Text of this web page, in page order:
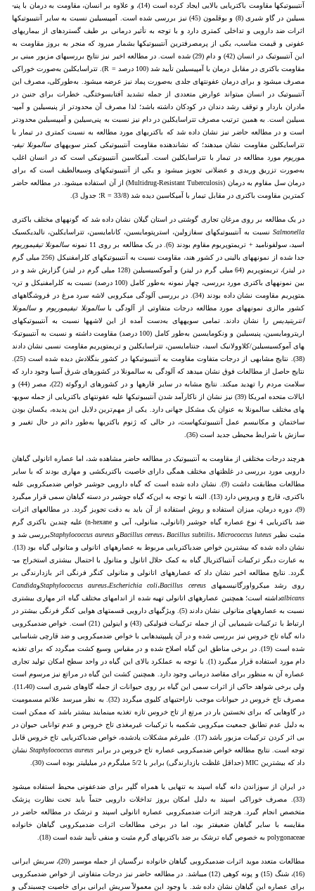
آنتی­بیوتیک­ها مقاومت باکتریایی بالایی ایجاد کرده است (14)، و علاوه بر انسان، مقاومت به درمان با پنی­
سیلین در گاو شیری (8) و بوقلمون (45) نیز بررسی شده است. آمپی­سیلین نسبت به سایر آنتی­بیوتیک­ها
اثرات ضد دارویی و تداخلی کمتری دارد و با توجه به تأثیر درمانی بر طیف گسترده­ای از بیماری­های
عفونی و قیمت مناسب، یکی از پرمصرف­ترین آنتی­بیوتیک­ها بشمار می­رود که منجر به بروز مقاومت به
این آنتی­بیوتیک در انسان (42) و دام (29) شده است. در مطالعه اخیر نیز نتایج بررسی­های مزبور مبنی بر
مقاومت باکتری در مقابل درمان با آمپی­سیلین تأیید شد (100 درصد = R). تتراسایکلین به‌صورت خوراکی
مصرف می­شود و برای درمان عفونت­های جلدی به‌صورت پماد نیز عرضه می­شود. به‌طورکلی، مصرف این
آنتی­بیوتیک در انسان می­تواند عوارض متعددی از جمله تشدید آفتاب­سوختگی، خطرات برای جنین در
مادران باردار و توقف رشد دندان در کودکان داشته باشد؛ لذا مصرف آن محدودتر از پنی­سیلین و آمپی­
سیلین است. به همین ترتیب مصرف تتراسایکلین در دام نیز نسبت به پنی‌سیلین و آمپی­سیلین محدودتر
است و در مطالعه حاضر نیز نشان داده شد که باکتری­های مورد مطالعه به نسبت کمتری در تیمار با
تتراسایکلین مقاومت نشان می­دهند؛ که نشان­دهنده مقاومت آنتی­بیوتیکی کمتر سویه­هایسالمونلا تیفی­
موریوم مورد مطالعه در تیمار با تتراسایکلین است. آمیکاسین آنتی­بیوتیکی است که در انسان اغلب
به‌صورت تزریق وریدی و عضلانی تجویز می­شود و یکی از آنتی­بیوتیک­های وسیع­الطیف است که برای
درمان سل مقاوم به درمان (Multidrug-Resistant Tuberculosis) از آن استفاده می­شود. در مطالعه حاضر
کمترین مقاومت باکتری در مقابل تیمار با آمیکاسین دیده شد (33/8 = R؛ جدول 3).
در یک مطالعه بر روی مرغان تجاری گوشتی در استان گیلان نشان داده شد که گونه­های مختلف باکتری
Salmonella نسبت به آنتی­بیوتیک­های سفازولین، استرپتومایسین، کانامایسین، تتراسایکلین، نالیدیکسیک
اسید، سولفونامید + تری­متوپریوم مقاوم بودند (6). در یک مطالعه بر روی 11 نمونه
سالمونلا تیفی­موریوم
جدا شده از نمونه­های بالینی در کشور هند، مقاومت نسبت به آنتی­بیوتیک­های کلرامفنیکل (256 میلی گرم
در لیتر)، تری­متوپریم (64 میلی گرم در لیتر) و آموکسی­سیلین (128 میلی گرم در لیتر) گزارش شد و در
بین نمونه­های باکتری مورد بررسی، چهار نمونه به‌طور کامل (100 درصد) نسبت به کلرامفنیکل و تری­
متوپریم مقاومت نشان داده بودند (34). در بررسی آلودگی میکروبی لاشه سرد مرغ در فروشگاه­های
کشور مالزی نمونه­­های مورد مطالعه درجات متفاوتی از آلودگی باسالمونلا تیفی­موریوم وسالمونلا
انتریتیدیس را نشان دادند. تمامی سویه­های به‌دست آمده از این لاشه­ها نسبت به آنتی­بیوتیک­های
اریترومایسین، پنی­سیلین و ونکومایسین به‌طور کامل (100 درصد) مقاومت داشته و نسبت به آنتی­بیوتیک­
های آموکسی­سیلین/کلاوولانیک اسید، جنتامایسین، تتراسایکلین و تری­متوپریم مقاومت نسبی نشان دادند
(38). نتایج مشابهی از درجات متفاوت مقاومت به آنتی­بیوتیک­ها در کشور بنگلادش دیده شده است (25).
نتایج حاصل از مطالعات فوق نشان می­دهد که آلودگی­ به سالمونلا در کشورهای شرق آسیا وجود دارد که
سلامت مردم را تهدید می­کند. نتایج مشابه در سایر قاره­ها و در کشورهای اروگوئه (22)، مصر (44) و
ایالات متحده امریکا (39) نیز نشان از ناکارآمد شدن آنتی­بیوتیک­ها علیه عفونت­های باکتریایی از جمله سویه­
های مختلف سالمونلا به عنوان یک مشکل جهانی دارد. یکی از مهم‌ترین دلایل این پدیده، یکسان بودن
ساختمان و مکانیسم عمل آنتی­بیوتیک­هاست، در حالی که ژنوم باکتری­ها به‌طور دائم در حال تغییر و
سازش با شرایط محیطی جدید است (36).
هرچند درجات مختلفی از مقاومت به آنتی­بیوتیک در مطالعه حاضر مشاهده شد، اما عصاره اتانولی گیاهان
دارویی مورد بررسی در غلظت­های مختلف همگی دارای خاصیت باکتری­کشی و مهاری بودند که با سایر
مطالعات مطابقت داشت (9). نشان داده شده است که گیاه دارویی جوشیر خواص ضدمیکروبی علیه
باکتری، قارچ و ویروس دارد (13). البته با توجه به این‌که گیاه جوشیر در دسته گیاهان سمی قرار می­گیرد
(9)، دوره درمان، میزان استفاده و روش استفاده از آن باید به دقت تجویز گردد. در مطالعه­ای اثرات
ضد باکتریایی 4 نوع عصاره گیاه جوشیر (اتانولی، متانولی، آبی و n-hexane) علیه چندین باکتری گرم
مثبت نظیر
Bacillus cereus، Bacillus subtilis، Micrococcus luteus و Staphylococcus aureusبررسی شد و
نشان داده شده که بیشترین خواص ضدباکتریایی مربوط به عصاره­های اتانولی و متانولی گیاه بود (13).
به عبارت دیگر ترکیبات آنتی­باکتریال گیاه به کمک حلال اتانول و متانول با احتمال بیشتری استخراج می­
گردد. نتایج مطالعه اخیر نشان داد که عصاره­های اتانولی و متانولی کنگر فرنگی اثر بازدارندگی بر
روی رشد میکرواورگانیسم­های
Staphylococcus aureus،Escherichia coli،Bacillus cereus وCandida
albicansداشته است؛ همچنین عصاره­های اتانولی تهیه شده از اندام­های مختلف گیاه اثر مهاری بیشتری
نسبت به عصاره­های متانولی نشان دادند (5). ویژگی­های دارویی قسمت­های هوایی کنگر فرنگی بیشتر در
ارتباط با ترکیبات شیمیایی آن از جمله ترکیبات فنولیکی (43) و اینولین (21) است. خواص ضدمیکروبی
دانه گیاه تاج خروس نیز بررسی شده و در آن پلی­پپتیدهایی با خواص ضدمیکروبی و ضد قارچی شناسایی
شده است (19). در برخی مناطق این گیاه اصلاح شده و در مقیاس وسیع کشت می­گردد که برای تغذیه
دام مورد استفاده قرار می­گیرد (1). با توجه به عملکرد بالای این گیاه در واحد سطح امکان تولید تجاری
عصاره آن به منظور برای مقاصد درمانی وجود دارد. همچنین کشت این گیاه در مراتع نیز مرسوم است
ولی برخی شواهد حاکی از اثرات سمی این گیاه بر روی حیوانات از جمله گاو­های شیری است (11،40).
مصرف تاج خروس در حیوانات موجب ناراحتی­های کلیوی می­گردد (32). به نظر می­رسد علائم مسمومیت
در گاوهایی که برای نخستین بار در مرتع از تاج خروس تازه تغذیه می­نمایند بیشتر باشد که ممکن است
به دلیل عدم تطابق جمعیت میکروبی شکمبه با ترکیبات غیرمغذی تاج خروس و عدم توانایی حیوان در
بی اثر کردن ترکیبات مزبور باشد (17). علی­رغم مشکلات یادشده، خواص ضد­باکتریایی تاج خروس قابل
توجه است. نتایج مطالعه خواص ضدمیکروبی عصاره تاج خروس در برابر
Staphylococcus aureus
نشان
داد که بیشترین MIC (حداقل غلظت بازدارندگی) برابر با 5/2 میلی­گرم در میلی­لیتر بوده است (30).
در ایران از سوزاندن دانه گیاه اسپند به تنهایی یا همراه گلپر برای ضدعفونی محیط استفاده می­شود
(33). مصرف خوراکی اسپند به دلیل امکان بروز تداخلات دارویی حتماً باید تحت نظارت پزشک
متخصص انجام گیرد. هرچند اثرات ضدمیکروبی عصاره اتانولی اسپند و ترشک در مطالعه حاضر در
مقایسه با سایر گیاهان ضعیف­تر بود، اما در برخی مطالعات اثرات ضدمیکروبی گیاهان خانواده
polygonaceae به خصوص گیاه ترشک بر ضد باکتری­های گرم مثبت و منفی تأیید شده است (18).
مطالعات متعدد موید اثرات ضدمیکروبی گیاهان خانواده نرگسیان از جمله موسیر (20)، سریش ایرانی
(16)، شنگ (15) و پونه کوهی (12) می­باشد. در مطالعه حاضر نیز درجات متفاوتی از خواص ضدمیکروبی
برای عصاره این گیاهان نشان داده شد. با وجود این معمولاً سریش ایرانی برای خاصیت چسبندگی و